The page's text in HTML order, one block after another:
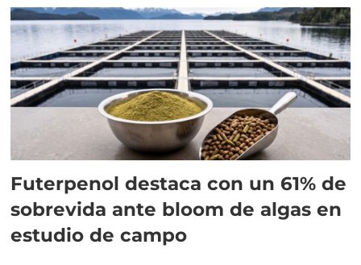
Futerpenol destaca con un 61% de
sobrevida ante bloom de algas en
estudio de campo